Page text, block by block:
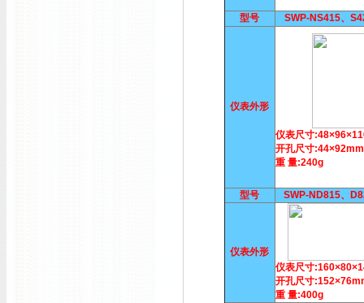
型号 SWP-NS415、
仪表外形
仪表尺寸
开孔尺寸:44×92mm
重 量:240g
型号 SWP-ND815、
仪表外形
仪表尺寸
开孔尺寸
重 量:400g